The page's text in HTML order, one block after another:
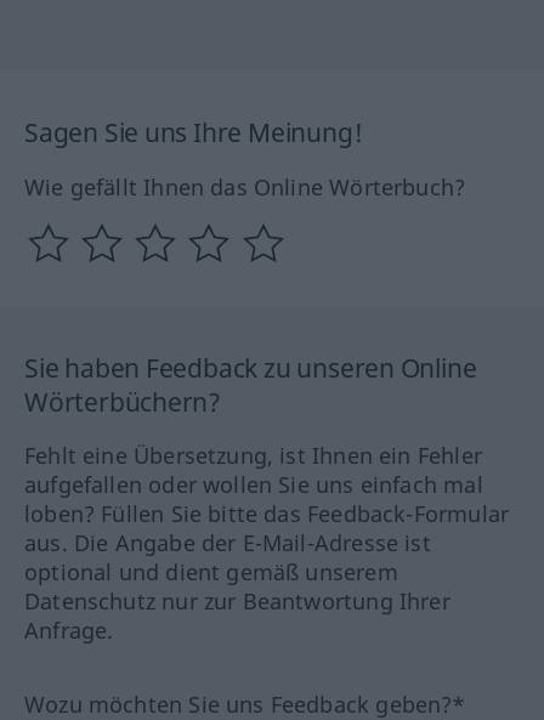
Sagen Sie uns Ihre Meinung!
Wie gefällt Ihnen das Online Wörterbuch?
Sie haben Feedback zu unseren Online
Wörterbüchern?
Fehlt eine Übersetzung, ist Ihnen ein Fehler
aufgefallen oder wollen Sie uns einfach mal
loben? Füllen Sie bitte das Feedback-Formular
aus. Die Angabe der E-Mail-Adresse ist
optional und dient gemäß unserem
Datenschutz nur zur Beantwortung Ihrer
Anfrage.
Wozu möchten Sie uns Feedback geben?*